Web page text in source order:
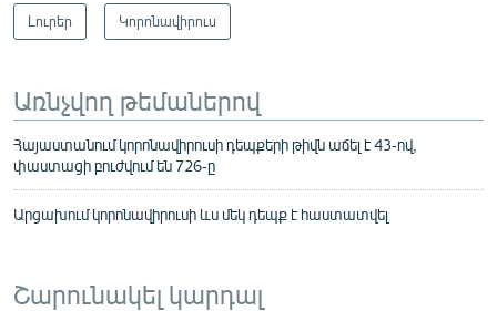
ՀԵՏԵՎԵՔ ՄԵԶ
«Ազատության» բոլոր կայքերը
Լուրեր Կորոնավիրուս
Առնչվող թեմաներով
Հայաստանում կորոնավիրուսի դեպքերի թիվն աճել է 43-ով,
փաստացի բուժվում են 726-ը
Արցախում կորոնավիրուսի ևս մեկ դեպք է հաստատվել
Շարունակել կարդալ